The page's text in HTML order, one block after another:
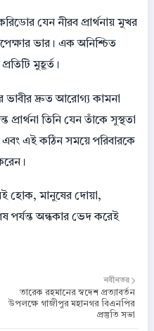
যেন নীরব প্রার্থনায় মুখর
ভার। এক অনিশ্চিত
মুহূর্ত।
দ্রুত আরোগ্য কামনা
তিনি যেন তাঁকে সুস্থতা
এই কঠিন সময়ে পরিবারকে
হোক, মানুষের দোয়া,
পর্যন্ত অন্ধকার ভেদ করেই
নবীনতর
তারেক রহমানের স্বদেশ প্রত্যাবর্তন
উপলক্ষে গাজীপুর মহানগর বিএনপির
প্রস্তুতি সভা